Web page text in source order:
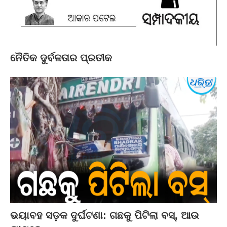
ନୈତିକ ଦୁର୍ବଳତାର ପ୍ରତୀକ
ଭୟାବହ ସଡ଼କ ଦୁର୍ଘଟଣା: ଗଛକୁ ପିଟିଲା ବସ୍‌, ଆଉ